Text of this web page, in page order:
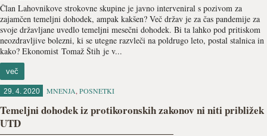
Član Lahovnikove strokovne skupine je javno interveniral s pozivom za
zajamčen temeljni dohodek, ampak kakšen? Več držav je za čas pandemije za
svoje državljane uvedlo temeljni mesečni dohodek. Bi ta lahko pod pritiskom
neozdravljive bolezni, ki se utegne razvleči na poldrugo leto, postal stalnica in
kako? Ekonomist Tomaž Štih je v...
več
29. 4. 2020 MNENJA, POSNETKI
Temeljni dohodek iz protikoronskih zakonov ni niti približek
UTD